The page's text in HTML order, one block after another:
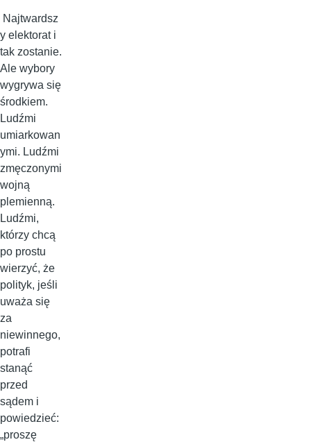
Najtwardsz
y elektorat i
tak zostanie.
Ale wybory
wygrywa się
środkiem.
Ludźmi
umiarkowan
ymi. Ludźmi
zmęczonymi
wojną
plemienną.
Ludźmi,
którzy chcą
po prostu
wierzyć, że
polityk, jeśli
uważa się
za
niewinnego,
potrafi
stanąć
przed
sądem i
powiedzieć:
„proszę